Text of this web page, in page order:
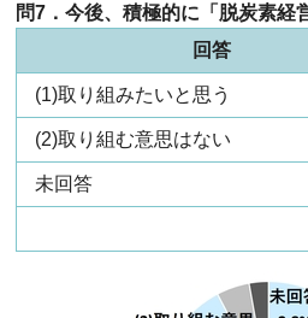
問7．今後、積極的に「脱炭素経
回答
(1)取り組みたいと思う
(2)取り組む意思はない
未回答